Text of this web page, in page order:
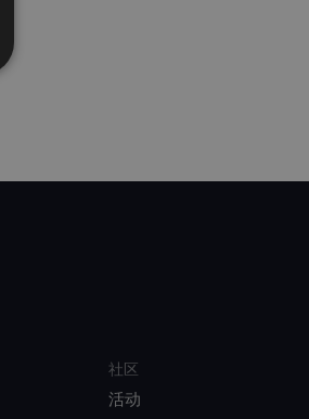
社区
活动